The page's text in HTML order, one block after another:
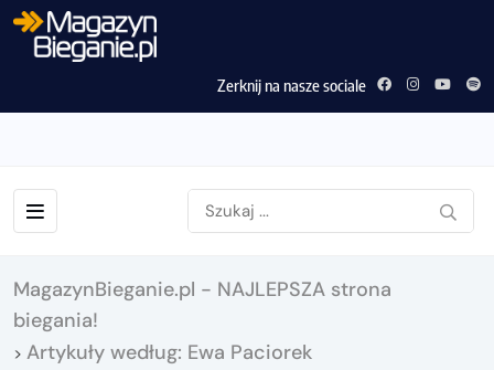
Zerknij na nasze sociale
MagazynBieganie.pl - NAJLEPSZA strona
biegania!
> Artykuły według: Ewa Paciorek